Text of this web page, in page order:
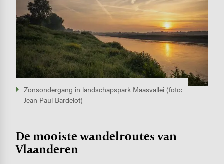
Zonsondergang in landschapspark Maasvallei (foto:
Jean Paul Bardelot)
De mooiste wandelroutes van
Vlaanderen